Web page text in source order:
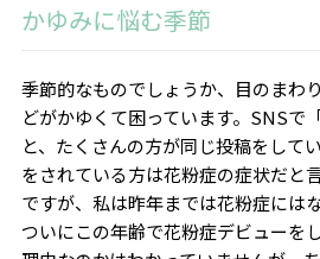
かゆみに悩む季節
季節的なものでしょうか、目のまわ
どがかゆくて困っています。SNSで
と、たくさんの方が同じ投稿をして
をされている方は花粉症の症状だと
ですが、私は昨年までは花粉症には
ついにこの年齢で花粉症デビューを